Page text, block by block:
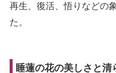
再生、復活、悟りなどの
た。
睡蓮の花の美しさと清